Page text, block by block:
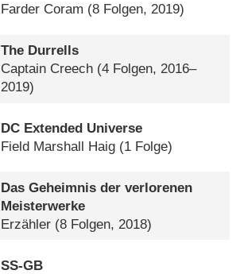
Farder Coram (8 Folgen, 2019)
The Durrells
Captain Creech (4 Folgen, 2016–
2019)
DC Extended Universe
Field Marshall Haig (1 Folge)
Das Geheimnis der verlorenen
Meisterwerke
Erzähler (8 Folgen, 2018)
SS-GB